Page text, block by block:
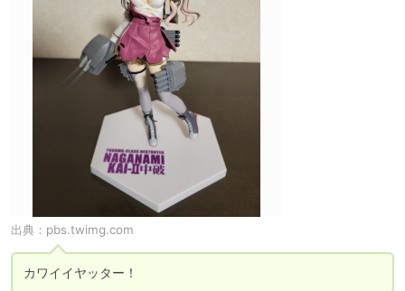
出典： pbs.twimg.com
カワイイヤッター！